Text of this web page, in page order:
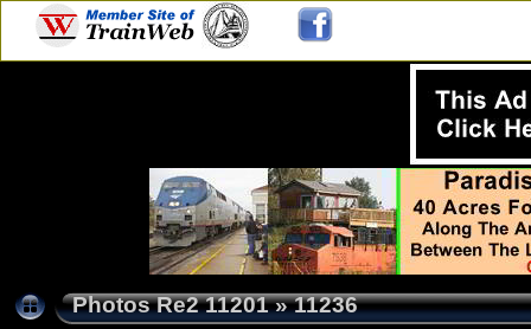
Photos Re2 11201»11236